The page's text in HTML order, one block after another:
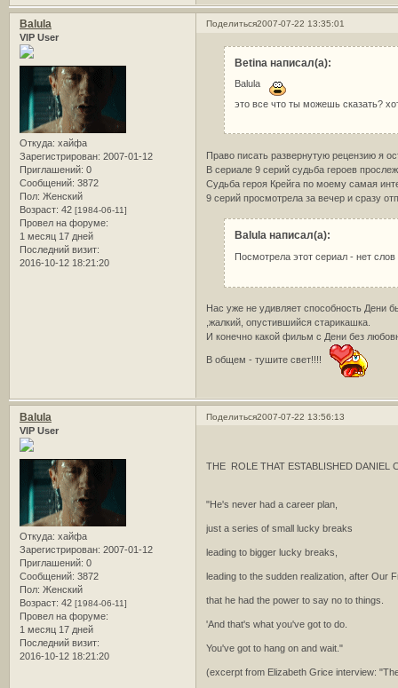
Поделиться2007-07-22 13:35:01
Balula
VIP User
Откуда: хайфа
Зарегистрирован: 2007-01-12
Приглашений: 0
Сообщений: 3872
Пол: Женский
Возраст: 42 [1984-06-11]
Провел на форуме:
1 месяц 17 дней
Последний визит:
2016-10-12 18:21:20
Betina написал(а):
Balula
это все что ты можешь сказать?
Право писать развернутую рецензию я
В сериале 9 серий судьба героев
Судьба героя Крейга по моему самая
9 серий просмотрела за вечер и сразу
Balula написал(а):
Посмотрела этот сериал - нет
Нас уже не удивляет способность Дени
,жалкий, опустившийся старикашка.
И конечно какой фильм с Дени без
В общем - тушите свет!!!!
Поделиться2007-07-22 13:56:13
Balula
VIP User
Откуда: хайфа
Зарегистрирован: 2007-01-12
Приглашений: 0
Сообщений: 3872
Пол: Женский
Возраст: 42 [1984-06-11]
Провел на форуме:
1 месяц 17 дней
Последний визит:
2016-10-12 18:21:20
THE ROLE THAT ESTABLISHED DANIEL
"He's never had a career plan,
just a series of small lucky breaks
leading to bigger lucky breaks,
leading to the sudden realization, after Our
that he had the power to say no to things.
'And that's what you've got to do.
You've got to hang on and wait."
(excerpt from Elizabeth Grice interview: